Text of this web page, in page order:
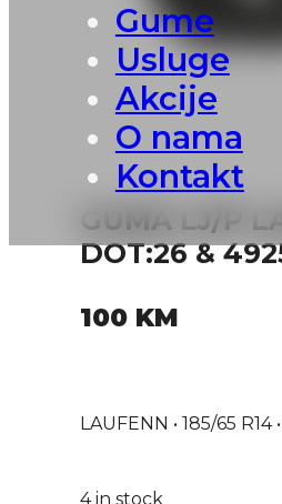
Gume
Usluge
Akcije
O nama
Kontakt
GUMA LJ/P
DOT:26 &
100 KM
LAUFENN • 185/65 R14
4 in stock